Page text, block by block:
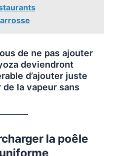
de ne pas ajouter
deviendront
d’ajouter juste
de la vapeur sans
la poêle